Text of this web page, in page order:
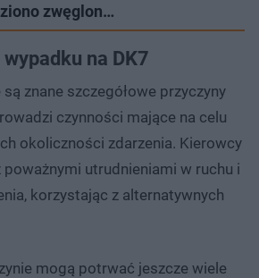
zwęglon…
na DK7
znane szczegółowe przyczyny
czynności mające na celu
okoliczności zdarzenia. Kierowcy
utrudnieniami w ruchu i
korzystając z alternatywnych
mogą potrwać jeszcze wiele